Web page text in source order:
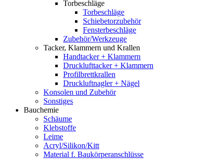
Torbeschläge
Torbeschläge
Schiebetorzubehör
Fensterbeschläge
Zubehör/Werkzeuge
Tacker, Klammern und Krallen
Handtacker + Klammern
Drucklufttacker + Klammern
Profilbrettkrallen
Druckluftnagler + Nägel
Konsolen und Zubehör
Sonstiges
Bauchemie
Schäume
Klebstoffe
Leime
Acryl/Silikon/Kitt
Material f. Baukörperanschlüsse